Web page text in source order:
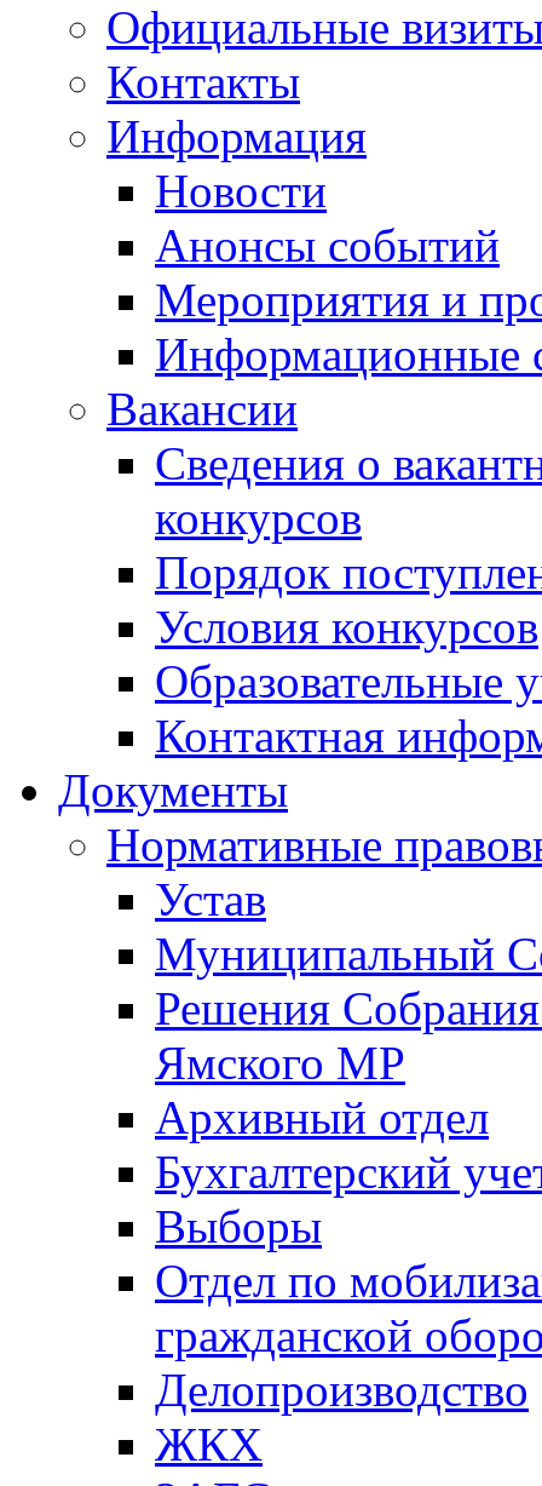
Официальные
Контакты
Информация
Новости
Анонсы событий
Мероприятия и
Информационные
Вакансии
Сведения о
конкурсов
Порядок
Условия конкурсов
Образовательные
Контактная
Документы
Нормативные
Устав
Муниципальный
Решения
Ямского МР
Архивный отдел
Бухгалтерский
Выборы
Отдел по
гражданской
Делопроизводство
ЖКХ